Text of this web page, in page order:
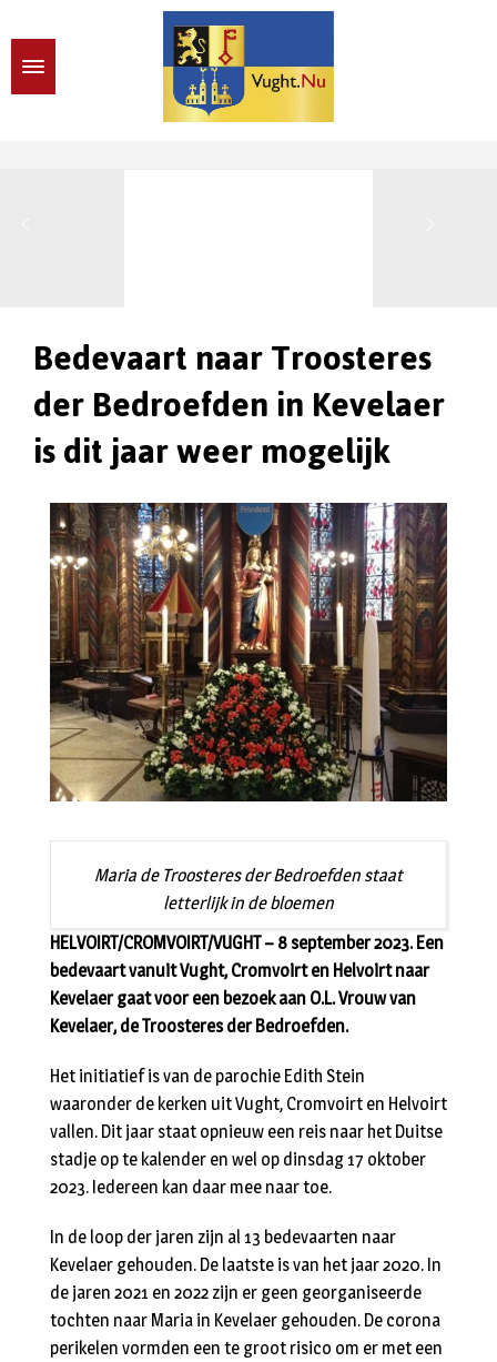
Bedevaart naar Troosteres
der Bedroefden in Kevelaer
is dit jaar weer mogelijk
Maria de Troosteres der Bedroefden staat
letterlijk in de bloemen
HELVOIRT/CROMVOIRT/VUGHT – 8 september 2023. Een
bedevaart vanuit Vught, Cromvoirt en Helvoirt naar
Kevelaer gaat voor een bezoek aan O.L. Vrouw van
Kevelaer, de Troosteres der Bedroefden.
Het initiatief is van de parochie Edith Stein
waaronder de kerken uit Vught, Cromvoirt en Helvoirt
vallen. Dit jaar staat opnieuw een reis naar het Duitse
stadje op te kalender en wel op dinsdag 17 oktober
2023. Iedereen kan daar mee naar toe.
In de loop der jaren zijn al 13 bedevaarten naar
Kevelaer gehouden. De laatste is van het jaar 2020. In
de jaren 2021 en 2022 zijn er geen georganiseerde
tochten naar Maria in Kevelaer gehouden. De corona
perikelen vormden een te groot risico om er met een